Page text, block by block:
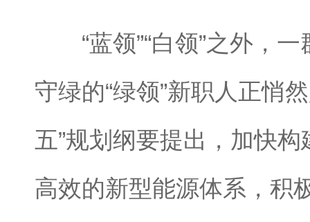
“蓝领”“白领”之外，一
守绿的“绿领”新职人正悄
五”规划纲要提出，加快
高效的新型能源体系，积